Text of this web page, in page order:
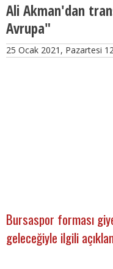
Ali Akman'dan
Avrupa"
25 Ocak 2021, Pazartesi
Bursaspor forması
geleceğiyle ilgili